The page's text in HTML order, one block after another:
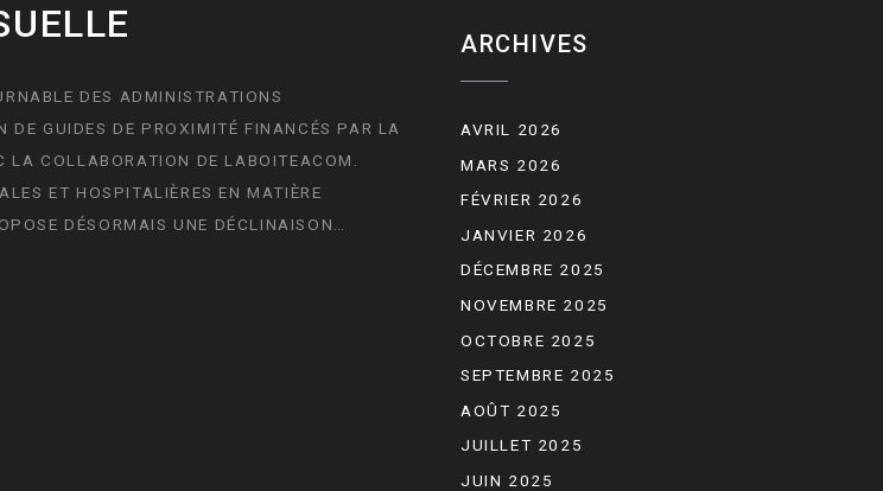
DES ADMINISTRATIONS
DE GUIDES DE PROXIMITÉ FINANCÉS PAR LA
COLLABORATION DE LABOITEACOM.
ET HOSPITALIÈRES EN MATIÈRE
DÉSORMAIS UNE DÉCLINAISON…
ARCHIVES
AVRIL 2026
MARS 2026
FÉVRIER 2026
JANVIER 2026
DÉCEMBRE 2025
NOVEMBRE 2025
OCTOBRE 2025
SEPTEMBRE 2025
AOÛT 2025
JUILLET 2025
JUIN 2025